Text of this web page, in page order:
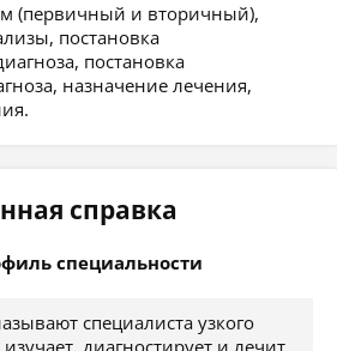
(первичный и вторичный),
постановка
постановка
назначение лечения,
справка
специальности
специалиста узкого
диагностирует и лечит